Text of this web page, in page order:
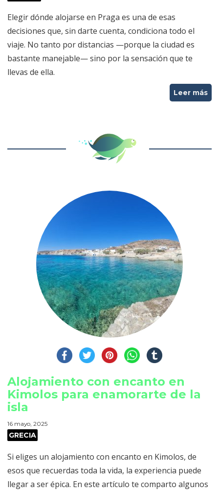
Elegir dónde alojarse en Praga es una de esas
decisiones que, sin darte cuenta, condiciona todo el
viaje. No tanto por distancias —porque la ciudad es
bastante manejable— sino por la sensación que te
llevas de ella.
Leer más
Alojamiento con encanto en
Kimolos para enamorarte de la
isla
16 mayo, 2025
GRECIA
Si eliges un alojamiento con encanto en Kimolos, de
esos que recuerdas toda la vida, la experiencia puede
llegar a ser épica. En este artículo te comparto algunos